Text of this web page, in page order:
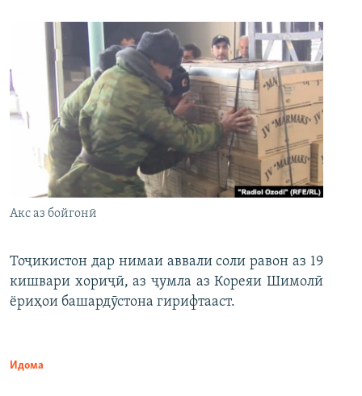
Акс аз бойгонӣ
Тоҷикистон дар нимаи аввали соли равон аз 19
кишвари хориҷӣ, аз ҷумла аз Кореяи Шимолӣ
ёриҳои башардӯстона гирифтааст.
Идома